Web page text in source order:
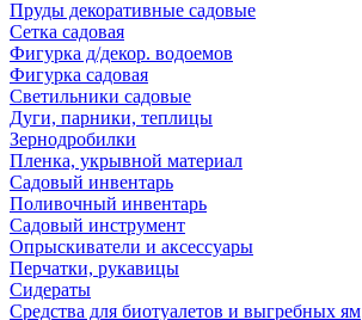
Пруды декоративные садовые
Сетка садовая
Фигурка д/декор. водоемов
Фигурка садовая
Светильники садовые
Дуги, парники, теплицы
Зернодробилки
Пленка, укрывной материал
Садовый инвентарь
Поливочный инвентарь
Садовый инструмент
Опрыскиватели и аксессуары
Перчатки, рукавицы
Сидераты
Средства для биотуалетов и выгребных ям